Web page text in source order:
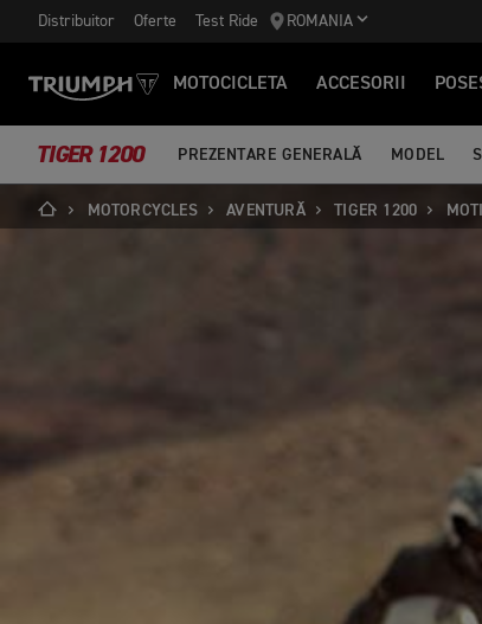
Distribuitor Oferte Test Ride ROMANIA
MOTOCICLETA ACCESORII
TIGER 1200 PREZENTARE GENERALĂ MODEL
MOTORCYCLES AVENTURĂ TIGER 1200